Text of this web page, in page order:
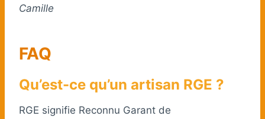
Camille
FAQ
Qu’est-ce qu’un artisan RGE ?
RGE signifie Reconnu Garant de